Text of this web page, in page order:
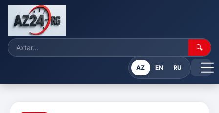
🔍
AZ EN RU